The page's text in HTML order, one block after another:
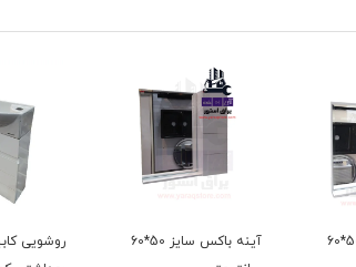
آینه باکس سایز 50*60
آینه باکس سایز 50*60
روشویی